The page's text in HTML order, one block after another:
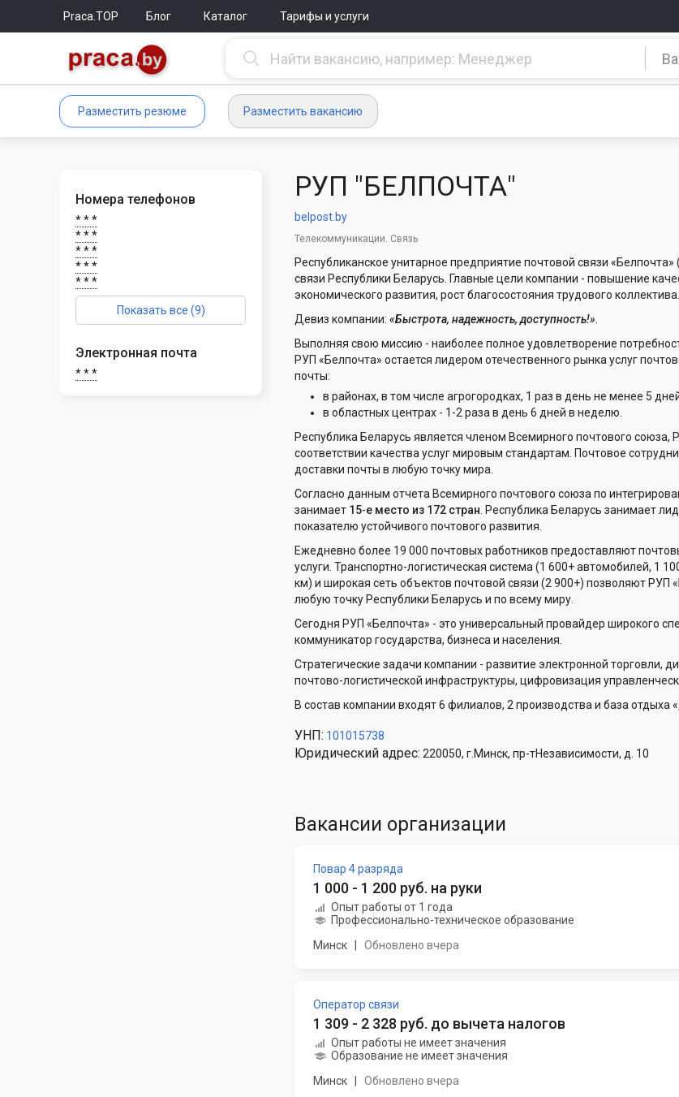
Praca.TOP Блог Каталог Тарифы и услуги
Разместить резюме Разместить вакансию
Номера телефонов
* * *
* * *
* * *
* * *
* * *
Показать все (9)
Электронная почта
* * *
РУП "БЕЛПОЧТА"
belpost.by
Телекоммуникации. Связь
Республиканское унитарное предприятие почтовой связи
связи Республики Беларусь. Главные цели компании - повышение
экономического развития, рост благосостояния трудового коллектива.
Девиз компании: «Быстрота, надежность, доступность!»
Выполняя свою миссию - наиболее полное удовлетворение
РУП «Белпочта» остается лидером отечественного рынка услуг
почты:
в районах, в том числе агрогородках, 1 раз в день не менее 5
в областных центрах - 1-2 раза в день 6 дней в неделю.
Республика Беларусь является членом Всемирного почтового
соответствии качества услуг мировым стандартам. Почтовое
доставки почты в любую точку мира.
Согласно данным отчета Всемирного почтового союза по
занимает 15-е место из 172 стран . Республика Беларусь занимает
показателю устойчивого почтового развития.
Ежедневно более 19 000 почтовых работников предоставляют
услуги. Транспортно-логистическая система (1 600+ автомобилей,
км) и широкая сеть объектов почтовой связи (2 900+) позволяют РУП
любую точку Республики Беларусь и по всему миру.
Сегодня РУП «Белпочта» - это универсальный провайдер широкого
коммуникатор государства, бизнеса и населения.
Стратегические задачи компании - развитие электронной торговли,
почтово-логистической инфраструктуры, цифровизация
В состав компании входят 6 филиалов, 2 производства и база отдыха
УНП: 101015738
Юридический адрес: 220050, г.Минск, пр-тНезависимости, д. 10
Вакансии организации
Повар 4 разряда
1 000 - 1 200 руб. на руки
Опыт работы от 1 года
Профессионально-техническое образование
Минск
Обновлено вчера
Оператор связи
1 309 - 2 328 руб. до вычета налогов
Опыт работы не имеет значения
Образование не имеет значения
Минск
Обновлено вчера